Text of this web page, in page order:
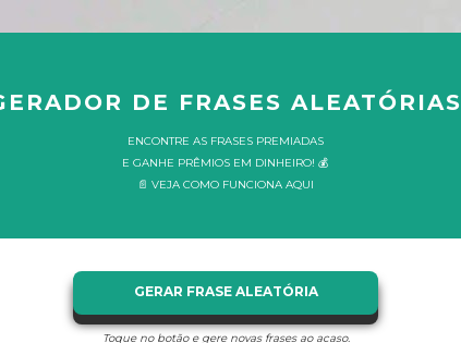
DE FRASES ALEATÓRIAS
ENCONTRE AS FRASES PREMIADAS
E GANHE PRÊMIOS EM DINHEIRO! 💰
📄 VEJA COMO FUNCIONA AQUI
GERAR FRASE ALEATÓRIA
Toque no botão e gere novas frases ao acaso.